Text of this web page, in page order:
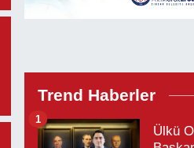
Trend Haberler
Ülkü
1